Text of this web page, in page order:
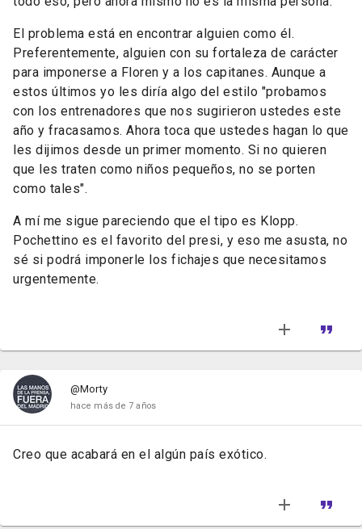
El problema está en encontrar alguien como él.
Preferentemente, alguien con su fortaleza de carácter
para imponerse a Floren y a los capitanes. Aunque a
estos últimos yo les diría algo del estilo "probamos
con los entrenadores que nos sugirieron ustedes este
año y fracasamos. Ahora toca que ustedes hagan lo que
les dijimos desde un primer momento. Si no quieren
que les traten como niños pequeños, no se porten
como tales".
A mí me sigue pareciendo que el tipo es Klopp.
Pochettino es el favorito del presi, y eso me asusta, no
sé si podrá imponerle los fichajes que necesitamos
urgentemente.
@Morty
hace más de 7 años
Creo que acabará en el algún país exótico.